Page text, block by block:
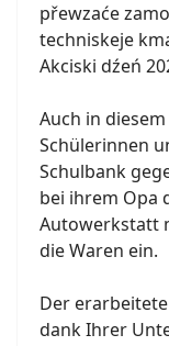
přewzaće
techniskeje
Akciski dźeń
Auch in
Schülerinnen
Schulbank
bei ihrem Opa
Autowerkstatt
die Waren ein.
Der
dank Ihrer